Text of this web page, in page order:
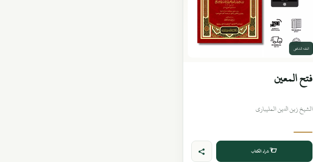
الفقه الشافعي
فتح المعين
الشيخ زين الدين المليباري
شراء الكتاب